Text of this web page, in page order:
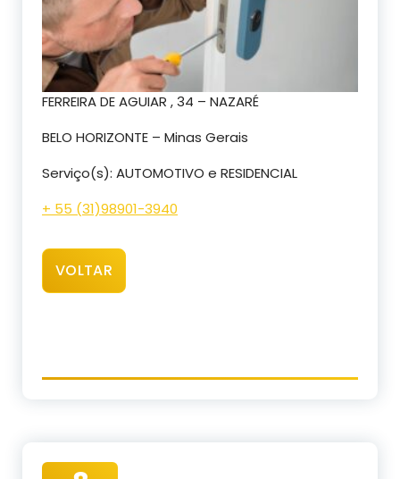
FERREIRA DE AGUIAR , 34 – NAZARÉ
BELO HORIZONTE – Minas Gerais
Serviço(s): AUTOMOTIVO e RESIDENCIAL
+ 55 (31)98901-3940
VOLTAR